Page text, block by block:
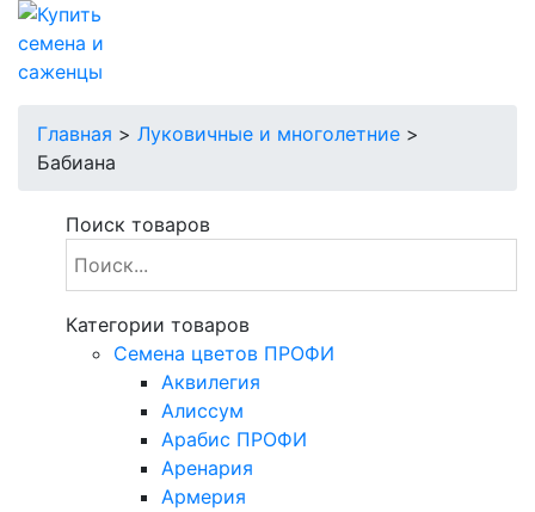
Главная > Луковичные и многолетние >
Бабиана
Поиск товаров
Категории товаров
Cемена цветов ПРОФИ
Аквилегия
Алиссум
Арабис ПРОФИ
Аренария
Армерия